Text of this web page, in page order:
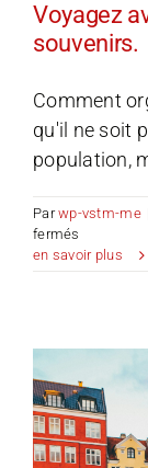
Voyagez
souvenirs.
Comment
qu'il ne soit
population,
Parwp-vstm-me
fermés
Voyagez
avec
souvenirs.
en savoir plus